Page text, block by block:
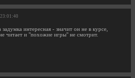
23:01:40
интересная - значит он не в курсе,
читает и "похожие игры" не смотрит.